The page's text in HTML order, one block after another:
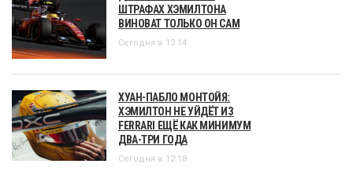
ШТРАФАХ ХЭМИЛТОНА
ВИНОВАТ ТОЛЬКО ОН САМ
Сегодня в 13:14
ХУАН-ПАБЛО МОНТОЙЯ:
ХЭМИЛТОН НЕ УЙДЁТ ИЗ
FERRARI ЕЩЁ КАК МИНИМУМ
ДВА-ТРИ ГОДА
Сегодня в 12:18